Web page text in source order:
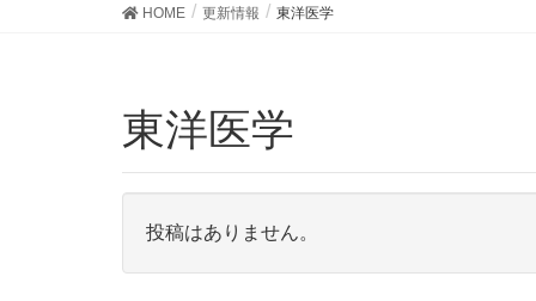
HOME 更新情報 東洋医学
東洋医学
投稿はありません。